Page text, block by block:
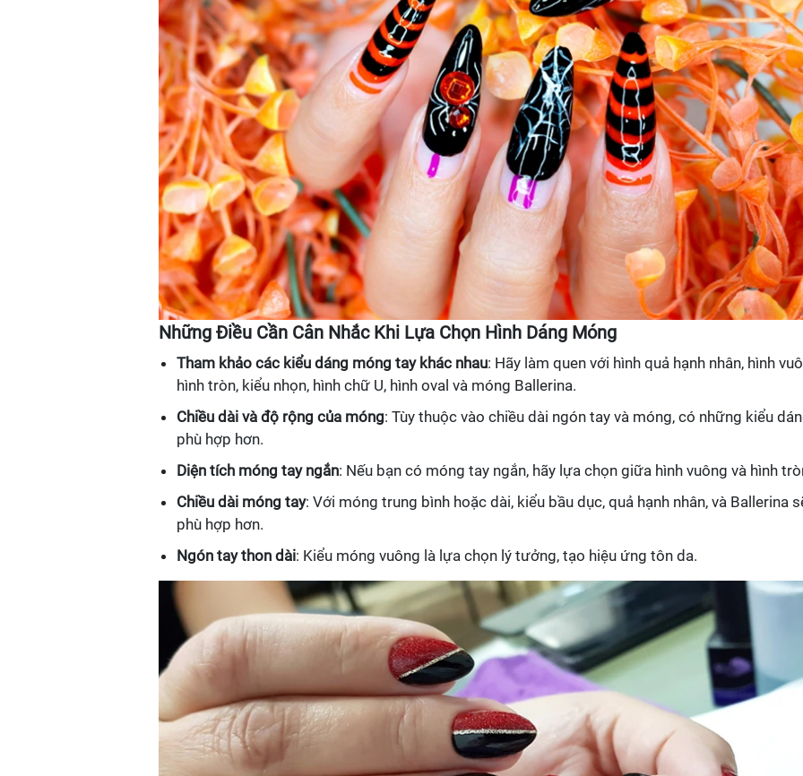
Những Điều Cần Cân Nhắc Khi Lựa Chọn Hình Dáng Móng
Tham khảo các kiểu dáng móng tay khác nhau: Hãy làm quen với hình quả hạnh nhân, hình
hình tròn, kiểu nhọn, hình chữ U, hình oval và móng Ballerina.
Chiều dài và độ rộng của móng: Tùy thuộc vào chiều dài ngón tay và móng, có những kiểu
phù hợp hơn.
Diện tích móng tay ngắn: Nếu bạn có móng tay ngắn, hãy lựa chọn giữa hình vuông và hình
Chiều dài móng tay: Với móng trung bình hoặc dài, kiểu bầu dục, quả hạnh nhân, và Ballerina
phù hợp hơn.
Ngón tay thon dài: Kiểu móng vuông là lựa chọn lý tưởng, tạo hiệu ứng tôn da.